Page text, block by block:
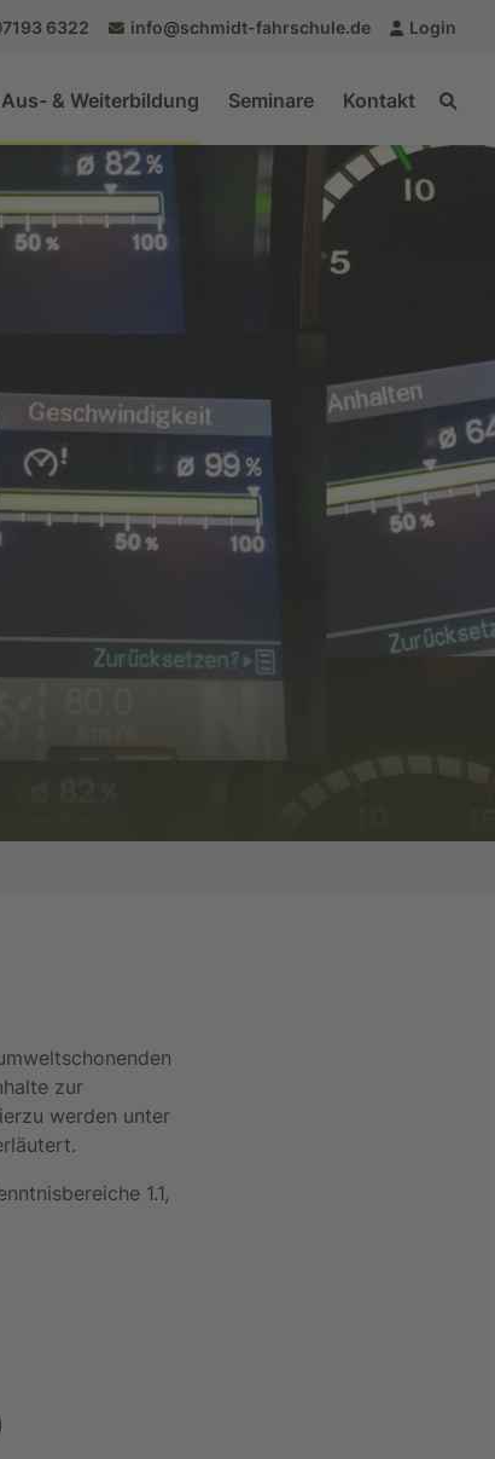
6322 info@schmidt-fahrschule.de Login
& Weiterbildung Seminare Kontakt
zur
werden unter
1.1,